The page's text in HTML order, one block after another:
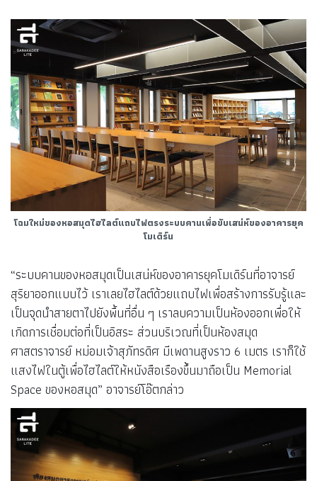
โฉมใหม่ของหอสมุดไฮไลต์แถบไฟตรงระบบคานเพื่อขับเสน่ห์ของอาคารยุค
โมเดิร์น
“ระบบคานของหอสมุดเป็นเสน่ห์ของอาคารยุคโมเดิร์นที่อาจารย์
สุริยาออกแบบไว้ เราเลยไฮไลต์ด้วยแถบไฟเพื่อสร้างการรับรู้และ
เป็นจุดนำสายตาไปยังพื้นที่อื่น ๆ เราลบความเป็นห้องออกเพื่อให้
เกิดการเชื่อมต่อที่เป็นอิสระ ส่วนบริเวณที่เป็นห้องสมุด
ศาสตราจารย์ หม่อมเจ้าสุภัทรดิศ มีเพดานสูงราว 6 เมตร เราก็ใช้
แสงไฟในตู้เพื่อไฮไลต์ให้หนังสือเรืองขึ้นมาถือเป็น Memorial
Space ของหอสมุด” อาจารย์โอ๊ตกล่าว